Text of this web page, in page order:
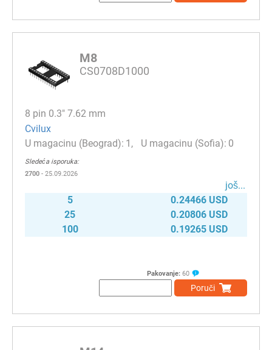
M8
CS0708D1000
8 pin 0.3" 7.62 mm
Cvilux
1
0
Sledeća isporuka:
2700 - 25.09.2026
јоš...
5
0.24466 USD
25
0.20806 USD
100
0.19265 USD
Pakovanje: 60
Poruči